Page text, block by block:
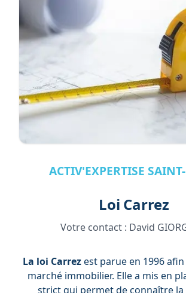
ACTIV'EXPERTISE
Loi Carrez
Votre contact : David
La loi Carrezest parue en 1996 afin
marché immobilier. Elle a mis en
strict qui permet de connaître